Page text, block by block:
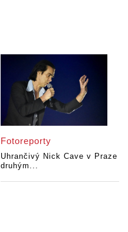
Fotoreporty
Uhrančivý Nick Cave v Praze
druhým...